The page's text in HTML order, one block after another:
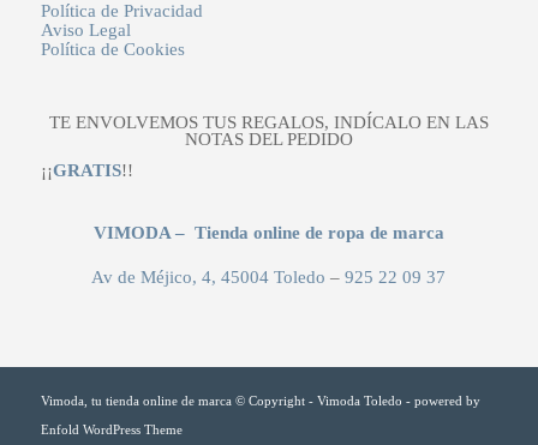
Política de Privacidad
Aviso Legal
Política de Cookies
TE ENVOLVEMOS TUS REGALOS, INDÍCALO EN LAS
NOTAS DEL PEDIDO
¡¡GRATIS!!
VIMODA – Tienda online de ropa de marca
Av de Méjico, 4, 45004 Toledo –925 22 09 37
Vimoda, tu tienda online de marca © Copyright - Vimoda Toledo - powered by
Enfold WordPress Theme